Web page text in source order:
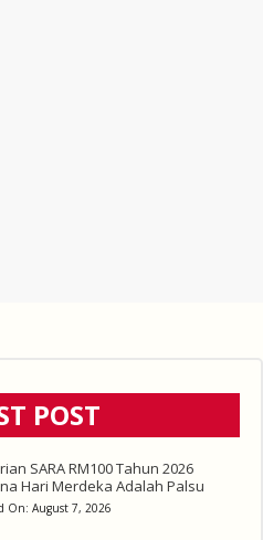
POST
SARA RM100 Tahun 2026
Hari Merdeka Adalah Palsu
On: August 7, 2026